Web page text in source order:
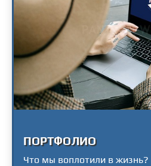
ПОРТФОЛИО
Что мы воплотили в жизнь?